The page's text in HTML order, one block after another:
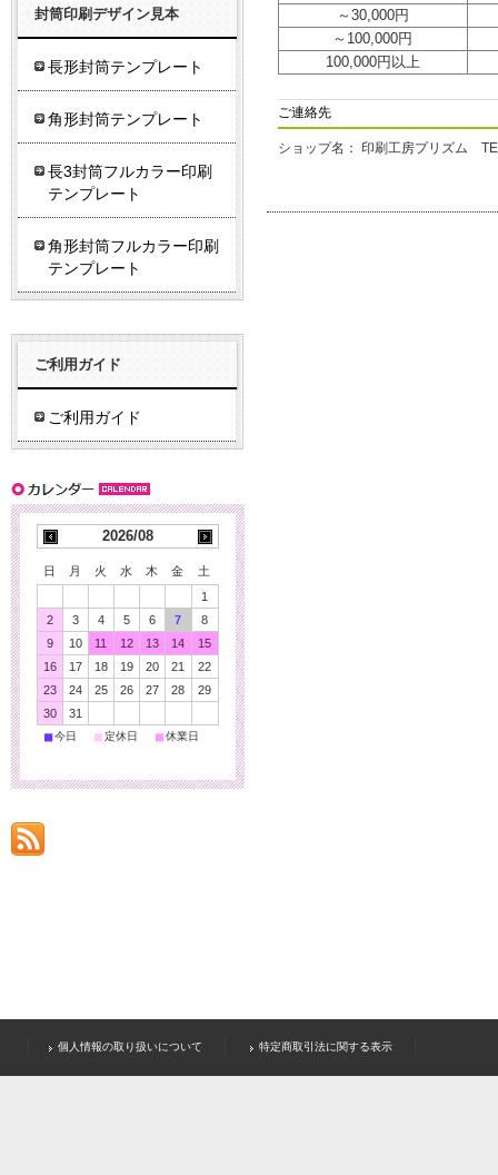
～30,000円
～100,000円
100,000円以上
ご連絡先
ショップ名： 印刷工房プリズム
封筒印刷デザイン見本
長形封筒テンプレート
角形封筒テンプレート
長3封筒フルカラー印刷
テンプレート
角形封筒フルカラー印刷
テンプレート
ご利用ガイド
ご利用ガイド
2026/08
日 月 火 水 木 金
土
1
2
3 4 5 6 7
8
9
10 11 12 13 14
15
16
17 18 19 20 21
22
23
24 25 26 27 28
29
30
31
■今日 ■ 定休日 ■ 休業日
個人情報の取り扱いについて 特定商取引法に関する表示